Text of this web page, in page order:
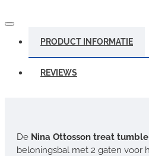
PRODUCT INFORMATIE
REVIEWS
De Nina Ottosson treat
beloningsbal met 2 gaten voor